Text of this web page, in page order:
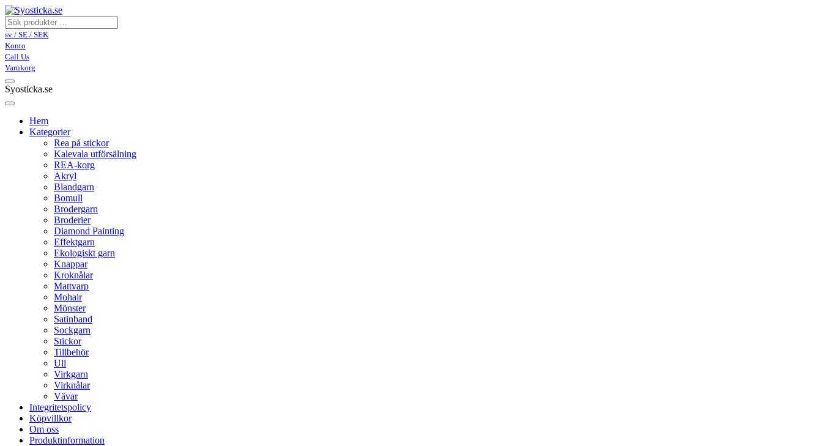
sv / SE / SEK
Konto
Call Us
Varukorg
Syosticka.se
Hem
Kategorier
Rea på stickor
Kalevala utförsälning
REA-korg
Akryl
Blandgarn
Bomull
Brodergarn
Broderier
Diamond Painting
Effektgarn
Ekologiskt garn
Knappar
Kroknålar
Mattvarp
Mohair
Mönster
Satinband
Sockgarn
Stickor
Tillbehör
Ull
Virkgarn
Virknålar
Vävar
Integritetspolicy
Köpvillkor
Om oss
Produktinformation